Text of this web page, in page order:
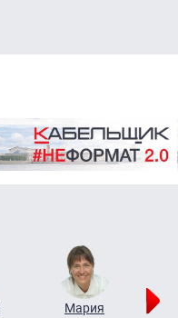
Мария